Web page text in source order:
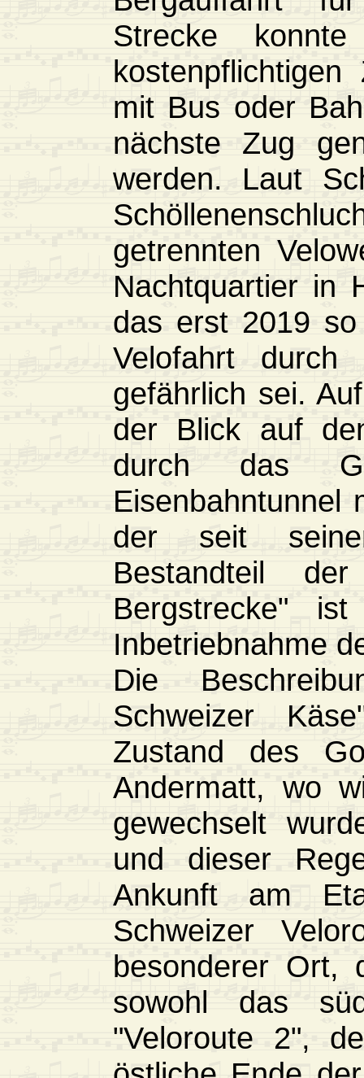
Strecke
kostenpflichtigen
mit Bus oder
nächste Zug
werden. Laut
getrennten
Nachtquartier in
das erst 2019
Velofahrt durch
gefährlich sei.
der Blick auf
durch das
Eisenbahntunnel
der seit
Bestandteil
Bergstrecke"
Inbetriebnahme
Die
Schweizer
Zustand des
Andermatt, wo
gewechselt
und dieser
Ankunft am
Schweizer
besonderer Ort,
sowohl das
"Veloroute 2",